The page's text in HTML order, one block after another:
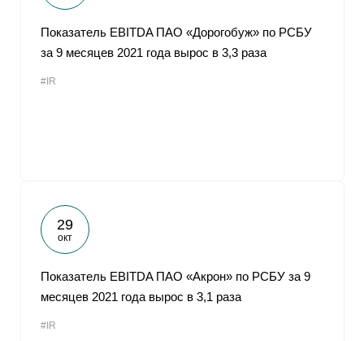
Показатель EBITDA ПАО «Дорогобуж» по РСБУ
за 9 месяцев 2021 года вырос в 3,3 раза
#IR
29
окт
Показатель EBITDA ПАО «Акрон» по РСБУ за 9
месяцев 2021 года вырос в 3,1 раза
#IR